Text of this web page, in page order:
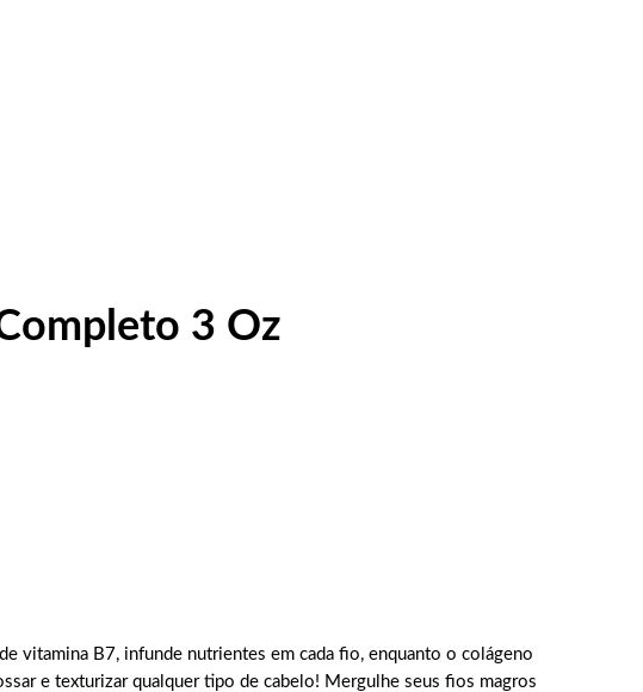
3 Oz
vitamina B7, infunde nutrientes em cada fio, enquanto o colágeno
e texturizar qualquer tipo de cabelo! Mergulhe seus fios magros